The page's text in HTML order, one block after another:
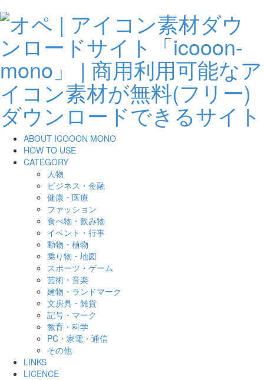
ABOUT ICOOON MONO
HOW TO USE
CATEGORY
人物
ビジネス・金融
健康・医療
ファッション
食べ物・飲み物
イベント・行事
動物・植物
乗り物・地図
スポーツ・ゲーム
芸術・音楽
建物・ランドマーク
文房具・雑貨
記号・マーク
教育・科学
PC・家電・通信
その他
LINKS
LICENCE